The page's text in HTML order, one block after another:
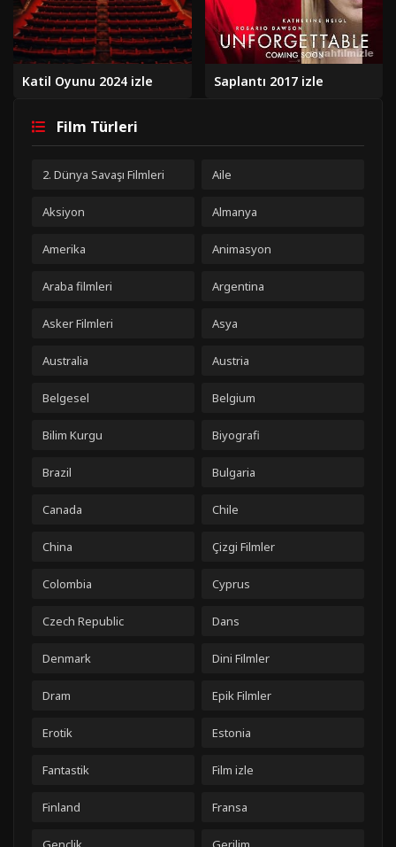
Katil Oyunu 2024 izle Saplantı 2017 izle
Film Türleri
2. Dünya Savaşı Filmleri Aile
Aksiyon Almanya
Amerika Animasyon
Araba filmleri Argentina
Asker Filmleri Asya
Australia Austria
Belgesel Belgium
Bilim Kurgu Biyografi
Brazil Bulgaria
Canada Chile
China Çizgi Filmler
Colombia Cyprus
Czech Republic Dans
Denmark Dini Filmler
Dram Epik Filmler
Erotik Estonia
Fantastik Film izle
Finland Fransa